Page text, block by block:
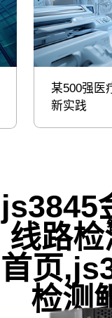
某500强医
新实践
js3845
线路
首页
检测